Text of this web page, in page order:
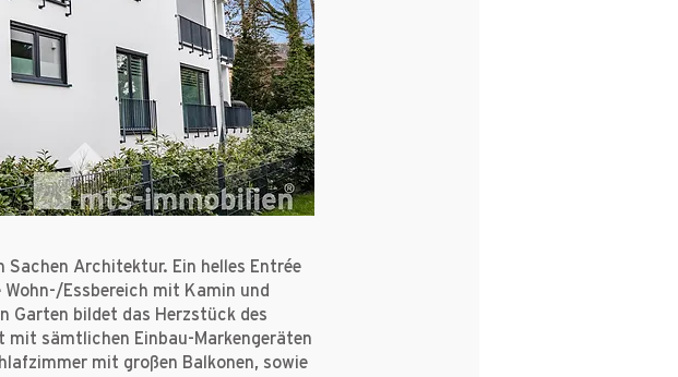
Sachen Architektur. Ein helles Entrée
Essbereich mit Kamin und
Garten bildet das Herzstück des
mit sämtlichen Einbau-Markengeräten
mit großen Balkonen, sowie